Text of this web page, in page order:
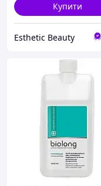
Купити
Esthetic Beauty